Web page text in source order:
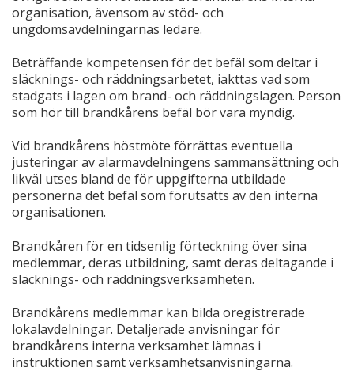
organisation, ävensom av stöd- och
ungdomsavdelningarnas ledare.
Beträffande kompetensen för det befäl som deltar i
släcknings- och räddningsarbetet, iakttas vad som
stadgats i lagen om brand- och räddningslagen. Person
som hör till brandkårens befäl bör vara myndig.
Vid brandkårens höstmöte förrättas eventuella
justeringar av alarmavdelningens sammansättning och
likväl utses bland de för uppgifterna utbildade
personerna det befäl som förutsätts av den interna
organisationen.
Brandkåren för en tidsenlig förteckning över sina
medlemmar, deras utbildning, samt deras deltagande i
släcknings- och räddningsverksamheten.
Brandkårens medlemmar kan bilda oregistrerade
lokalavdelningar. Detaljerade anvisningar för
brandkårens interna verksamhet lämnas i
instruktionen samt verksamhetsanvisningarna.